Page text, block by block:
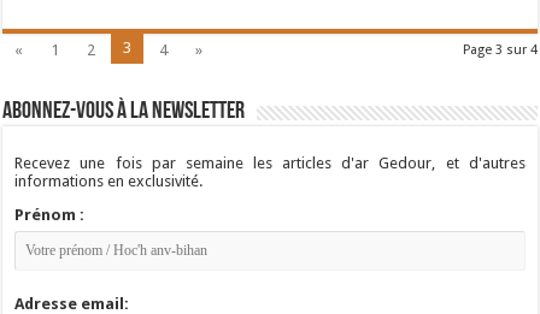
Page 3 sur 4
« 1 2 3 4 »
Abonnez-vous à la newsletter
Recevez une fois par semaine les articles d'ar Gedour, et d'autres
informations en exclusivité.
Prénom :
Adresse email: